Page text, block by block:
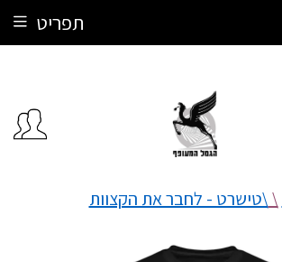
תפריט
\\טישרט - לחבר את הקצוות